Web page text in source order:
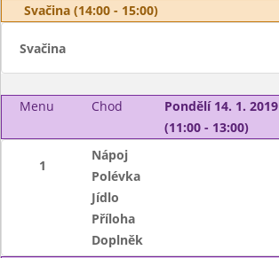
Svačina (14:00 - 15:00)
Svačina
Menu Chod
Pondělí 14. 1. 2019
(11:00 - 13:00)
1
Nápoj
Polévka
Jídlo
Příloha
Doplněk